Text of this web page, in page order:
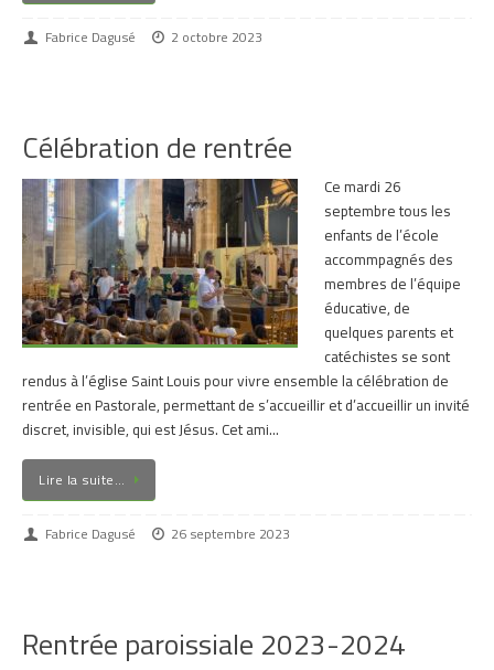
Fabrice Dagusé 2 octobre 2023
Célébration de rentrée
Ce mardi 26
septembre tous les
enfants de l’école
accommpagnés des
membres de l’équipe
éducative, de
quelques parents et
catéchistes se sont
rendus à l’église Saint Louis pour vivre ensemble la célébration de
rentrée en Pastorale, permettant de s’accueillir et d’accueillir un invité
discret, invisible, qui est Jésus. Cet ami…
Lire la suite…
Fabrice Dagusé 26 septembre 2023
Rentrée paroissiale 2023-2024